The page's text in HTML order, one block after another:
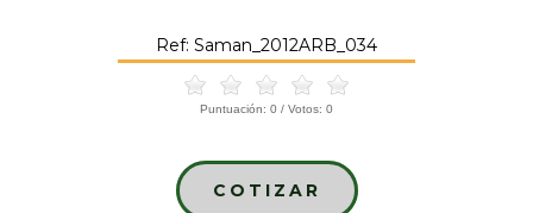
Ref: Saman_2012ARB_034
Puntuación: 0 / Votos: 0
COTIZAR